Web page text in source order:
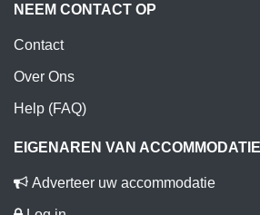
NEEM CONTACT OP
Contact
Over Ons
Help (FAQ)
EIGENAREN VAN
Adverteer uw accommodatie